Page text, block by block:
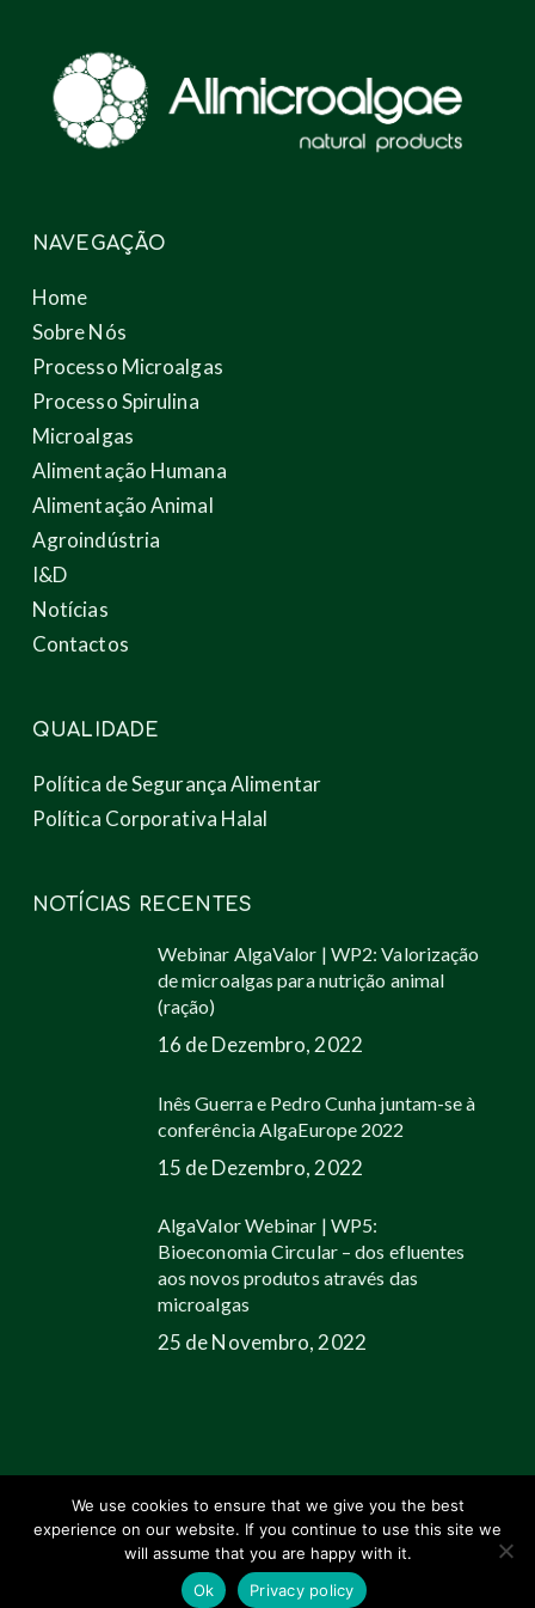
NAVEGAÇÃO
Home
Sobre Nós
Processo Microalgas
Processo Spirulina
Microalgas
Alimentação Humana
Alimentação Animal
Agroindústria
I&D
Notícias
Contactos
QUALIDADE
Política de Segurança Alimentar
Política Corporativa Halal
NOTÍCIAS RECENTES
Webinar AlgaValor | WP2: Valorização
de microalgas para nutrição animal
(ração)
16 de Dezembro, 2022
Inês Guerra e Pedro Cunha juntam-se à
conferência AlgaEurope 2022
15 de Dezembro, 2022
AlgaValor Webinar | WP5:
Bioeconomia Circular – dos efluentes
aos novos produtos através das
microalgas
25 de Novembro, 2022
© 2026 Allmicroalgae.Legal Information|Web Design by Growme
We use cookies to ensure that we give you the best
experience on our website. If you continue to use this site we
will assume that you are happy with it.
Ok
Privacy policy